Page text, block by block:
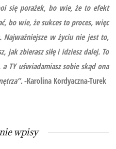
się porażek, bo wie, że to efekt
bo wie, że sukces to proces, więc
Najważniejsze w życiu nie jest to,
jak zbierasz siłę i idziesz dalej. To
TY uświadamiasz sobie skąd ona
-Karolina Kordyaczna-Turek
wpisy